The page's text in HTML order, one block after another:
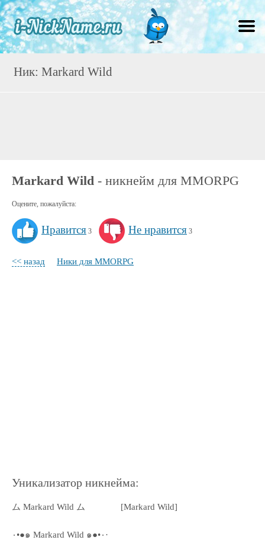
Ник: Markard Wild
Markard Wild - никнейм для MMORPG
Оцените, пожалуйста:
Нравится 3 Не нравится 3
<< назад Ники для MMORPG
Уникализатор никнейма:
ム Markard Wild ム [Markard Wild]
٠•●๑ Markard Wild ๑●•٠·